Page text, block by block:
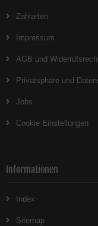
Zahlarten
Impressum
AGB und
Privatsphäre und
Jobs
Cookie Einstellungen
Informationen
Index
Sitemap